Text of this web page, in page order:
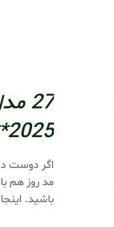
27
2025**
اگر دوست
مد روز هم
باشید. اینجا